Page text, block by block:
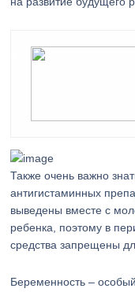
Также очень важно
антигистаминных
выведены вместе с
ребенка, поэтому в
средства запрещены
Беременность –